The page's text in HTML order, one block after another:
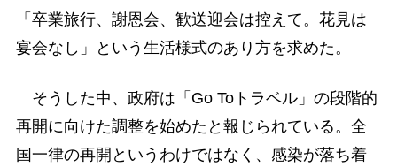
「卒業旅行、謝恩会、歓送迎会は控えて。花見は
宴会なし」という生活様式のあり方を求めた。
そうした中、政府は「Go Toトラベル」の段階的
再開に向けた調整を始めたと報じられている。全
国一律の再開というわけではなく、感染が落ち着